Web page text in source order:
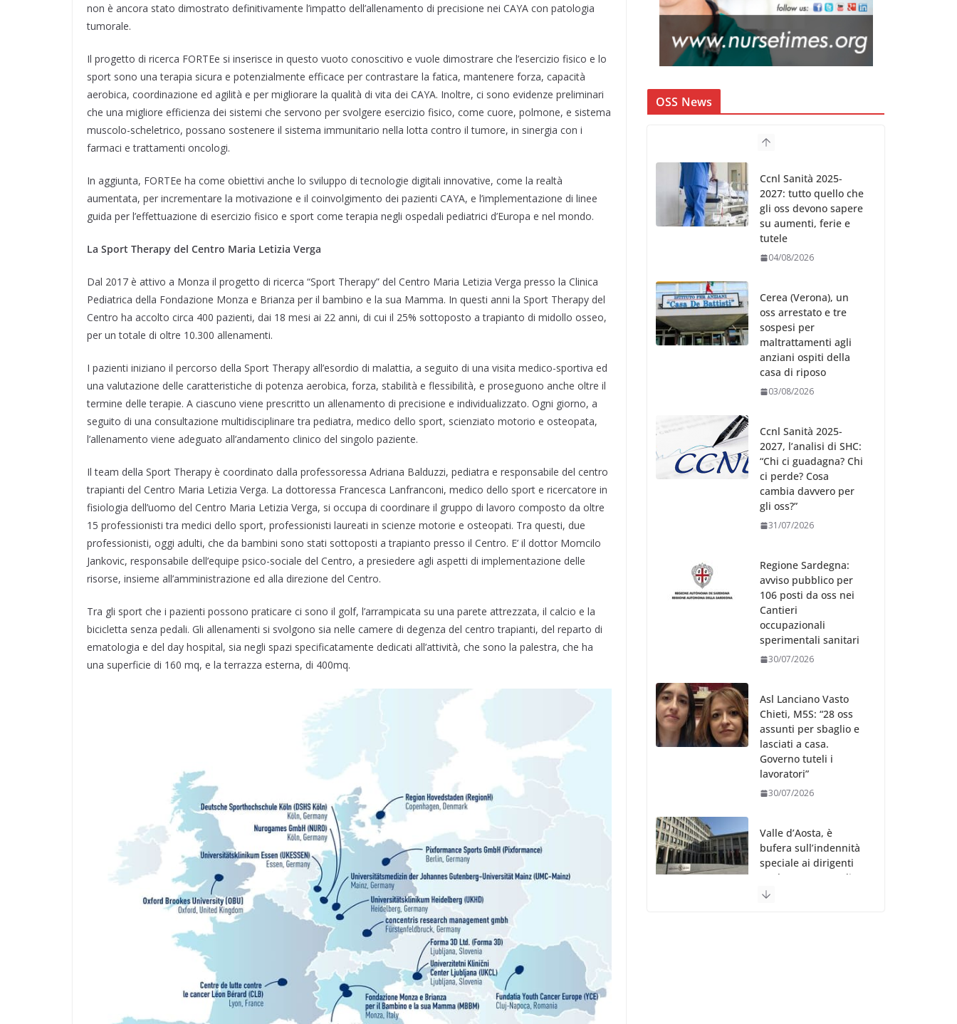
non è ancora stato dimostrato definitivamente l’impatto dell’allenamento di precisione nei CAYA con patologia
tumorale.
Il progetto di ricerca FORTEe si inserisce in questo vuoto conoscitivo e vuole dimostrare che l’esercizio fisico e lo
sport sono una terapia sicura e potenzialmente efficace per contrastare la fatica, mantenere forza, capacità
aerobica, coordinazione ed agilità e per migliorare la qualità di vita dei CAYA. Inoltre, ci sono evidenze preliminari
che una migliore efficienza dei sistemi che servono per svolgere esercizio fisico, come cuore, polmone, e sistema
muscolo-scheletrico, possano sostenere il sistema immunitario nella lotta contro il tumore, in sinergia con i
farmaci e trattamenti oncologi.
In aggiunta, FORTEe ha come obiettivi anche lo sviluppo di tecnologie digitali innovative, come la realtà
aumentata, per incrementare la motivazione e il coinvolgimento dei pazienti CAYA, e l’implementazione di linee
guida per l’effettuazione di esercizio fisico e sport come terapia negli ospedali pediatrici d’Europa e nel mondo.
La Sport Therapy del Centro Maria Letizia Verga
Dal 2017 è attivo a Monza il progetto di ricerca “Sport Therapy” del Centro Maria Letizia Verga presso la Clinica
Pediatrica della Fondazione Monza e Brianza per il bambino e la sua Mamma. In questi anni la Sport Therapy del
Centro ha accolto circa 400 pazienti, dai 18 mesi ai 22 anni, di cui il 25% sottoposto a trapianto di midollo osseo,
per un totale di oltre 10.300 allenamenti.
I pazienti iniziano il percorso della Sport Therapy all’esordio di malattia, a seguito di una visita medico-sportiva ed
una valutazione delle caratteristiche di potenza aerobica, forza, stabilità e flessibilità, e proseguono anche oltre il
termine delle terapie. A ciascuno viene prescritto un allenamento di precisione e individualizzato. Ogni giorno, a
seguito di una consultazione multidisciplinare tra pediatra, medico dello sport, scienziato motorio e osteopata,
l’allenamento viene adeguato all’andamento clinico del singolo paziente.
Il team della Sport Therapy è coordinato dalla professoressa Adriana Balduzzi, pediatra e responsabile del centro
trapianti del Centro Maria Letizia Verga. La dottoressa Francesca Lanfranconi, medico dello sport e ricercatore in
fisiologia dell’uomo del Centro Maria Letizia Verga, si occupa di coordinare il gruppo di lavoro composto da oltre
15 professionisti tra medici dello sport, professionisti laureati in scienze motorie e osteopati. Tra questi, due
professionisti, oggi adulti, che da bambini sono stati sottoposti a trapianto presso il Centro. E’ il dottor Momcilo
Jankovic, responsabile dell’equipe psico-sociale del Centro, a presiedere agli aspetti di implementazione delle
risorse, insieme all’amministrazione ed alla direzione del Centro.
Tra gli sport che i pazienti possono praticare ci sono il golf, l’arrampicata su una parete attrezzata, il calcio e la
bicicletta senza pedali. Gli allenamenti si svolgono sia nelle camere di degenza del centro trapianti, del reparto di
ematologia e del day hospital, sia negli spazi specificatamente dedicati all’attività, che sono la palestra, che ha
una superficie di 160 mq, e la terrazza esterna, di 400mq.
OSS News
Ccnl Sanità 2025-
2027: tutto quello che
gli oss devono sapere
su aumenti, ferie e
tutele
04/08/2026
Cerea (Verona), un
oss arrestato e tre
sospesi per
maltrattamenti agli
anziani ospiti della
casa di riposo
03/08/2026
Ccnl Sanità 2025-
2027, l’analisi di SHC:
“Chi ci guadagna? Chi
ci perde? Cosa
cambia davvero per
gli oss?”
31/07/2026
Regione Sardegna:
avviso pubblico per
106 posti da oss nei
Cantieri
occupazionali
sperimentali sanitari
30/07/2026
Asl Lanciano Vasto
Chieti, M5S: “28 oss
assunti per sbaglio e
lasciati a casa.
Governo tuteli i
lavoratori”
30/07/2026
Valle d’Aosta, è
bufera sull’indennità
speciale ai dirigenti
Ausl. Le proteste di
minoranza e